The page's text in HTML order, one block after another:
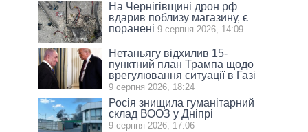
На Чернігівщині дрон рф
вдарив поблизу магазину, є
поранені 9 серпня 2026, 14:09
Нетаньягу відхилив 15-
пунктний план Трампа щодо
врегулювання ситуації в Газі
9 серпня 2026, 18:24
Росія знищила гуманітарний
склад ВООЗ у Дніпрі
9 серпня 2026, 17:06